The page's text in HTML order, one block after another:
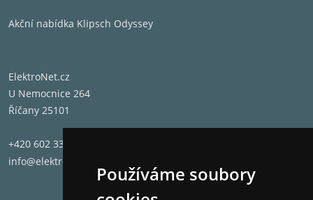
Používáme soubory
Akční nabídka Klipsch Odyssey
ElektroNet.cz
U Nemocnice 264
Říčany 25101
+420 602 331 662
info@elektronet.cz